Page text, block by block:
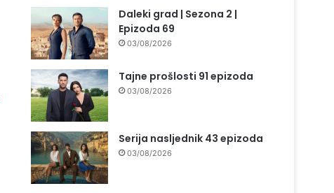
Daleki grad | Sezona 2 |
Epizoda 69
03/08/2026
Tajne prošlosti 91 epizoda
03/08/2026
Serija nasljednik 43 epizoda
03/08/2026